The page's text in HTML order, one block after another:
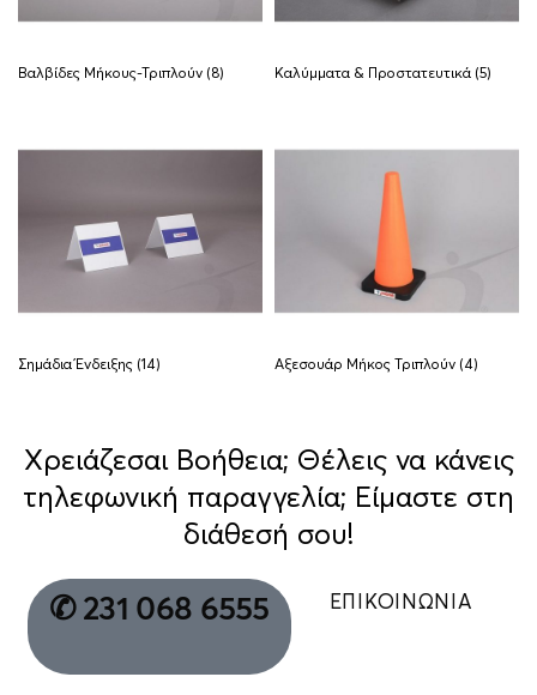
Βαλβίδες Μήκους-Τριπλούν (8) Καλύμματα & Προστατευτικά (5)
Σημάδια Ένδειξης (14) Αξεσουάρ Μήκος Τριπλούν (4)
Χρειάζεσαι Βοήθεια; Θέλεις να κάνεις
τηλεφωνική παραγγελία; Είμαστε στη
διάθεσή σου!
✆ 231 068 6555 ΕΠΙΚΟΙΝΩΝΙΑ